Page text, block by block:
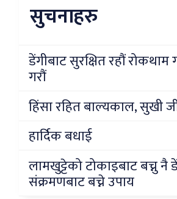
सुचनाहरु
डेंगीबाट सुरक्षित रहौं रोकथाम
गरौं
हिंसा रहित बाल्यकाल, सुखी
हार्दिक बधाई
लामखुट्टेको टोकाइबाट बच्नु नै
संक्रमणबाट बच्ने उपाय